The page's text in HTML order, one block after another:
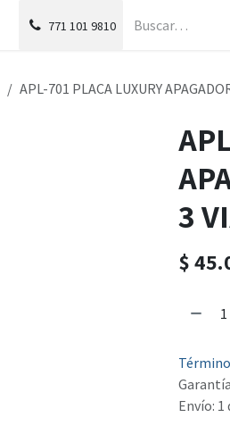
771 101 9810
APL-701 PLACA LUXURY
3
$
Envío: